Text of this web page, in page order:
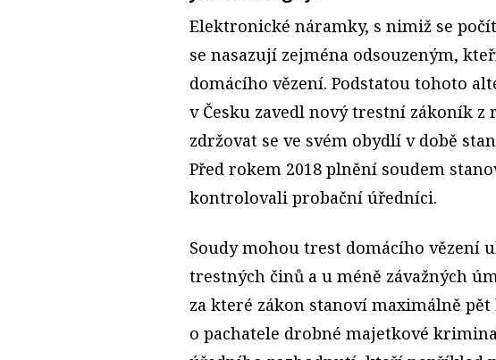
Elektronické náramky, s nimiž se
se nasazují zejména odsouzeným,
domácího vězení. Podstatou tohoto
v Česku zavedl nový trestní zákoník z
zdržovat se ve svém obydlí v době
Před rokem 2018 plnění soudem
kontrolovali probační úředníci.
Soudy mohou trest domácího vězení
trestných činů a u méně závažných
za které zákon stanoví maximálně pět
o pachatele drobné majetkové